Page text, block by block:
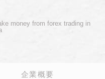
money from forex trading in
企業概要